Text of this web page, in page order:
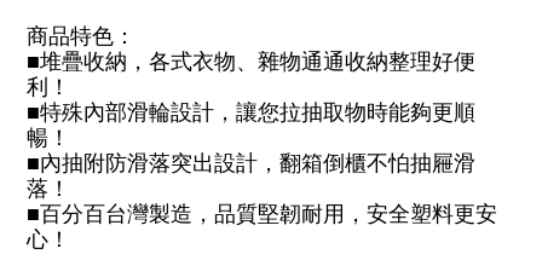
商品特色：
■堆疊收納，各式衣物、雜物通通收納整理好便
利！
■特殊內部滑輪設計，讓您拉抽取物時能夠更順
暢！
■內抽附防滑落突出設計，翻箱倒櫃不怕抽屜滑
落！
■百分百台灣製造，品質堅韌耐用，安全塑料更安
心！